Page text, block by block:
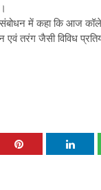
संबोधन में कहा कि आज
एवं तरंग जैसी विविध